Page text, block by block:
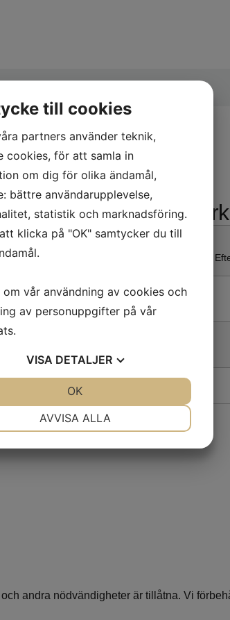
speltiderna är
16.30-18.00
Gratis inträde för alla åldrar.
18.00
andra nödvändigheter är tillåtna. Vi
till cookies
partners använder teknik,
cookies, för att samla in
om dig för olika ändamål,
bättre användarupplevelse,
statistik och marknadsföring.
klicka på "OK" samtycker du till
om vår användning av cookies och
av personuppgifter på vår
VISA DETALJER
AVVISA ALLA
OK